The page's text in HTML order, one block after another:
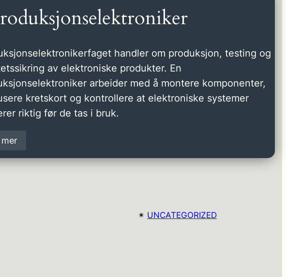
handler om produksjon, testing og
av elektroniske produkter. En
arbeider med å montere komponenter,
kretskort og kontrollere at elektroniske systemer
riktig før de tas i bruk.
mer
✴︎ UNCATEGORIZED